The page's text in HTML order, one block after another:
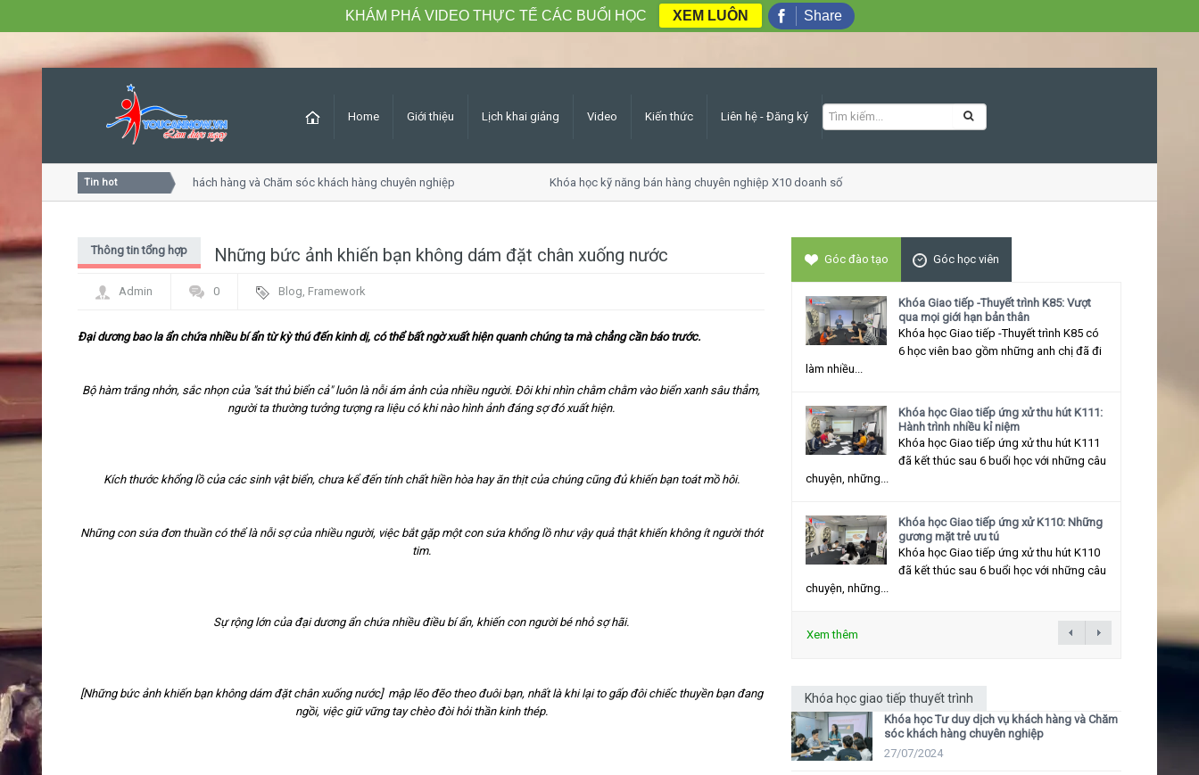
Home Giới thiệu Lịch khai giảng Video Kiến thức Liên hệ - Đăng ký
Tin hot
Khóa học Tư duy dịch vụ khách hàng và Chăm sóc khách hàng chuyên nghiệp Khóa học kỹ năng bán hàng chuyên nghiệp X10 doanh số
Những bức ảnh khiến bạn không dám đặt chân xuống nước
Thông tin tổng hợp
Admin 0 Blog, Framework
Đại dương bao la ẩn chứa nhiều bí ẩn từ kỳ thú đến kinh dị, có thể bất ngờ xuất hiện quanh chúng ta mà chẳng cần báo trước.
Bộ hàm trắng nhởn, sắc nhọn của "sát thủ biển cả" luôn là nỗi ám ảnh của nhiều người. Đôi khi nhìn chằm chằm vào biển xanh sâu thẳm,
người ta thường tưởng tượng ra liệu có khi nào hình ảnh đáng sợ đó xuất hiện.
Kích thước khổng lồ của các sinh vật biển, chưa kể đến tính chất hiền hòa hay ăn thịt của chúng cũng đủ khiến bạn toát mồ hôi.
Những con sứa đơn thuần có thể là nỗi sợ của nhiều người, việc bắt gặp một con sứa khổng lồ như vậy quả thật khiến không ít người thót
tim.
Sự rộng lớn của đại dương ẩn chứa nhiều điều bí ẩn, khiến con người bé nhỏ sợ hãi.
[Những bức ảnh khiến bạn không dám đặt chân xuống nước] mập lẽo đẽo theo đuôi bạn, nhất là khi lại to gấp đôi chiếc thuyền bạn đang
ngồi, việc giữ vững tay chèo đòi hỏi thần kinh thép.
Góc đào tạo Góc học viên
Khóa Giao tiếp -Thuyết trình K85: Vượt
qua mọi giới hạn bản thân
Khóa học Giao tiếp -Thuyết trình K85 có
6 học viên bao gồm những anh chị đã đi
làm nhiều...
Khóa học Giao tiếp ứng xử thu hút K111:
Hành trình nhiều kỉ niệm
Khóa học Giao tiếp ứng xử thu hút K111
đã kết thúc sau 6 buổi học với những câu
chuyện, những...
Khóa học Giao tiếp ứng xử K110: Những
gương mặt trẻ ưu tú
Khóa học Giao tiếp ứng xử thu hút K110
đã kết thúc sau 6 buổi học với những câu
chuyện, những...
Xem thêm
Khóa học giao tiếp thuyết trình
Khóa học Tư duy dịch vụ khách hàng và Chăm
sóc khách hàng chuyên nghiệp
27/07/2024
KHÁM PHÁ VIDEO THỰC TẾ CÁC BUỔI HỌC XEM LUÔN Share